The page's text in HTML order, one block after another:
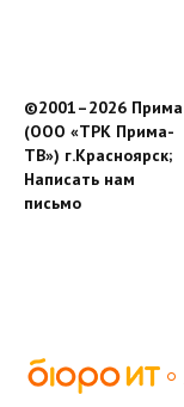
©2001–2026 Прима
(ООО «ТРК Прима-
ТВ») г.Красноярск;
Написать нам
письмо